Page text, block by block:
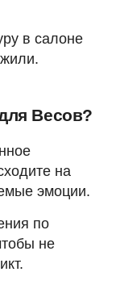
в салоне
Весов?
на
эмоции.
по
не